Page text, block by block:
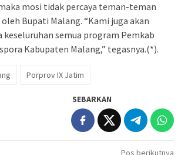
mosi tidak percaya teman-teman
Bupati Malang. “Kami juga akan
keseluruhan semua program Pemkab
Kabupaten Malang,” tegasnya.(*).
Porprov IX Jatim
SEBARKAN
Pos berikutnya